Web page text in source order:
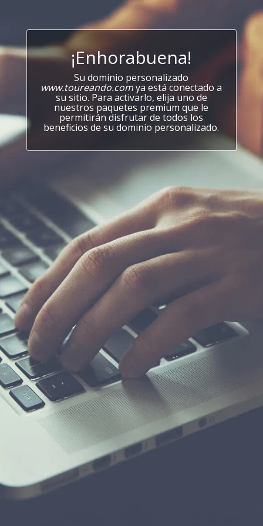
¡Enhorabuena!
Su dominio personalizado
www.toureando.comya está conectado a
su sitio. Para activarlo, elija uno de
nuestros paquetes premium que le
permitirán disfrutar de todos los
beneficios de su dominio personalizado.